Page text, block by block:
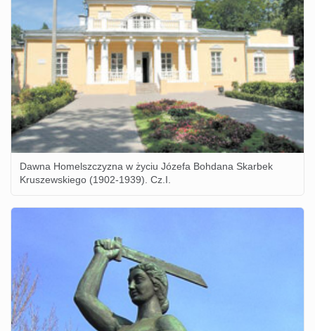
Dawna Homelszczyzna w życiu Józefa Bohdana Skarbek
Kruszewskiego (1902-1939). Cz.I.